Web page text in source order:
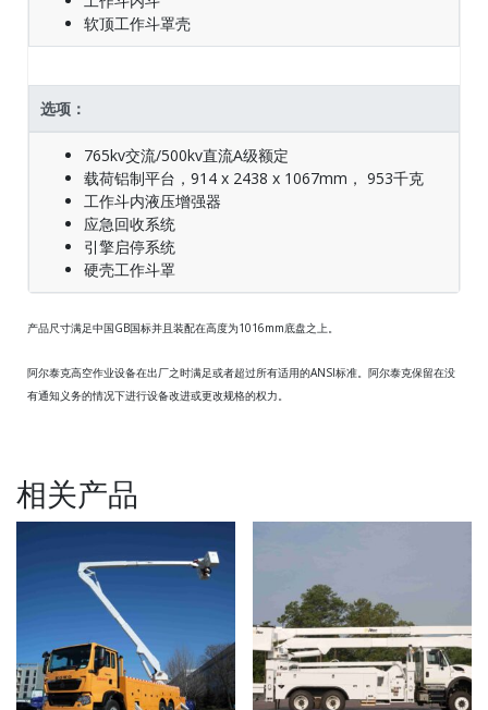
软顶工作斗罩壳
选项：
765kv交流/500kv直流A级额定
载荷铝制平台，914 x 2438 x 1067mm， 953千克
工作斗内液压增强器
应急回收系统
引擎启停系统
硬壳工作斗罩
产品尺寸满足中国GB国标并且装配在高度为1016mm底盘之上。
阿尔泰克高空作业设备在出厂之时满足或者超过所有适用的ANSI标准。阿尔泰克保留在没
有通知义务的情况下进行设备改进或更改规格的权力。
相关产品